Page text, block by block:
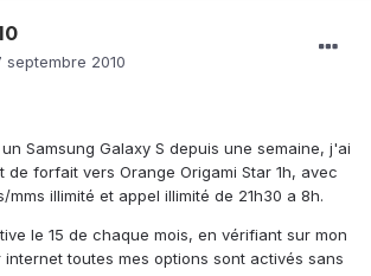
septembre 2010
Samsung Galaxy S depuis une semaine, j'ai
de forfait vers Orange Origami Star 1h, avec
mms illimité et appel illimité de 21h30 a 8h.
le 15 de chaque mois, en vérifiant sur mon
toutes mes options sont activés sans